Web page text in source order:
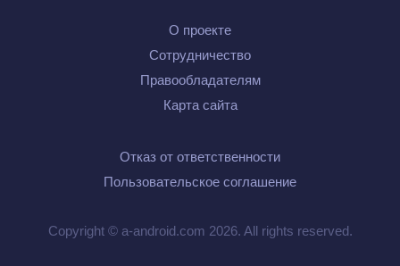
О проекте
Сотрудничество
Правообладателям
Карта сайта
Отказ от ответственности
Пользовательское соглашение
Copyright © a-android.com 2026. All rights reserved.